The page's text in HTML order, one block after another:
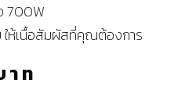
700W
ให้เนื้อสัมผัสที่คุณต้องการ
าท